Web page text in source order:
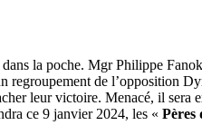
la poche. Mgr Philippe
regroupement de l’opposition
leur victoire. Menacé, il
ce 9 janvier 2024, les « Pères